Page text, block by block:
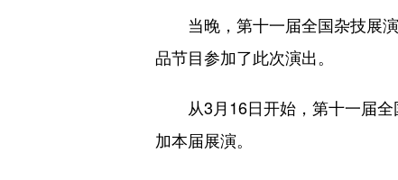
当晚，第十一届全国杂技展演
品节目参加了此次演出。
从3月16日开始，第十一届全
加本届展演。